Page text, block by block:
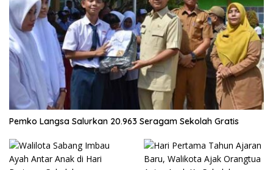
Pemko Langsa Salurkan 20.963 Seragam Sekolah Gratis